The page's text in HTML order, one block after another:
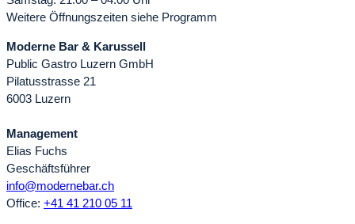
Weitere Öffnungszeiten siehe Programm
Moderne Bar & Karussell
Public Gastro Luzern GmbH
Pilatusstrasse 21
6003 Luzern
Management
Elias Fuchs
Geschäftsführer
info@modernebar.ch
Office: +41 41 210 05 11